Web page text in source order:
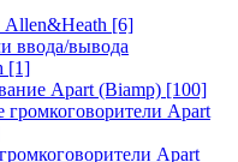
Allen&Heath [6]
ввода/вывода
[1]
Apart (Biamp) [100]
Apart
Apart